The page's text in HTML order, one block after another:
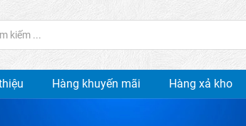
Hàng khuyến mãi Hàng xả kho